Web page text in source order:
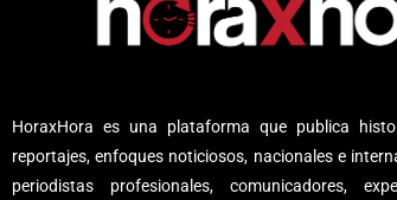
HoraxHora es una plataforma que publica
reportajes, enfoques noticiosos, nacionales e
periodistas profesionales, comunicadores,